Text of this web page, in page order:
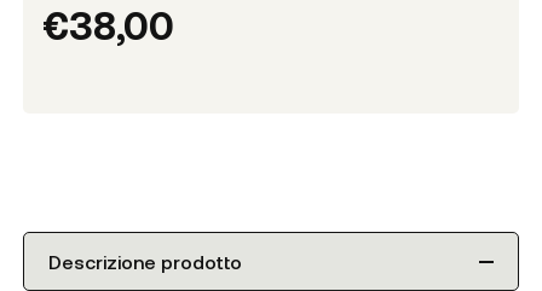
€38,00
Descrizione prodotto